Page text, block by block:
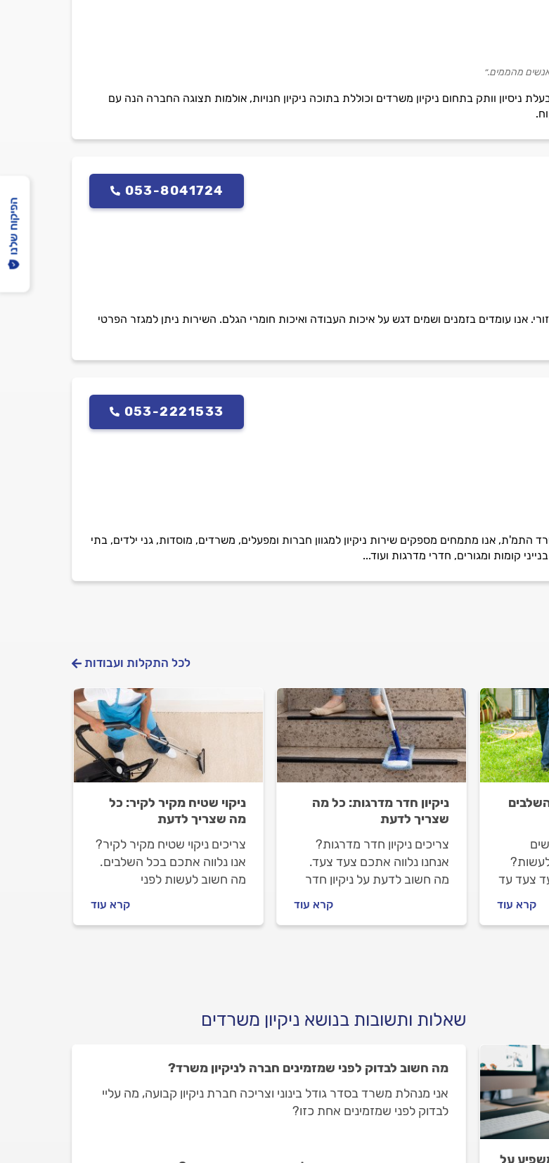
ניסיון וותק בתחום ניקיון משרדים וכוללת בתוכה ניקיון חנויות, אולמות תצוגה החברה הנה עם
מהממים.״
053-8041724
אנו עומדים בזמנים ושמים דגש על איכות העבודה ואיכות חומרי הגלם. השירות ניתן למגזר הפרטי
053-2221533
התמ'ת, אנו מתמחים מספקים שירות ניקיון למגוון חברות ומפעלים, משרדים, מוסדות, גני ילדים, בתי
קומות ומגורים, חדרי מדרגות ועוד...
לכל התקלות ועבודות
צעד עד
זה
קרא עוד
ניקיון חדר מדרגות: כל מה
שצריך לדעת
צריכים ניקיון חדר מדרגות?
אנחנו נלווה אתכם צעד צעד.
מה חשוב לדעת על ניקיון חדר
חברת הניקיון וכמה העבודה
תעלה? כל התשובות בפנים.
קרא עוד
ניקוי שטיח מקיר לקיר: כל
מה שצריך לדעת
צריכים ניקוי שטיח מקיר לקיר?
אנו נלווה אתכם בכל השלבים.
מה חשוב לעשות לפני
מתנהלים מול בעל המקצוע
וכמה עולה העבודה? כל
קרא עוד
על
שאלות ותשובות בנושא ניקיון משרדים
מה חשוב לבדוק לפני שמזמינים חברה לניקיון משרד?
אני מנהלת משרד בסדר גודל בינוני וצריכה חברת ניקיון קבועה, מה עליי
לבדוק לפני שמזמינים אחת כזו?
הפיקוח שלנו